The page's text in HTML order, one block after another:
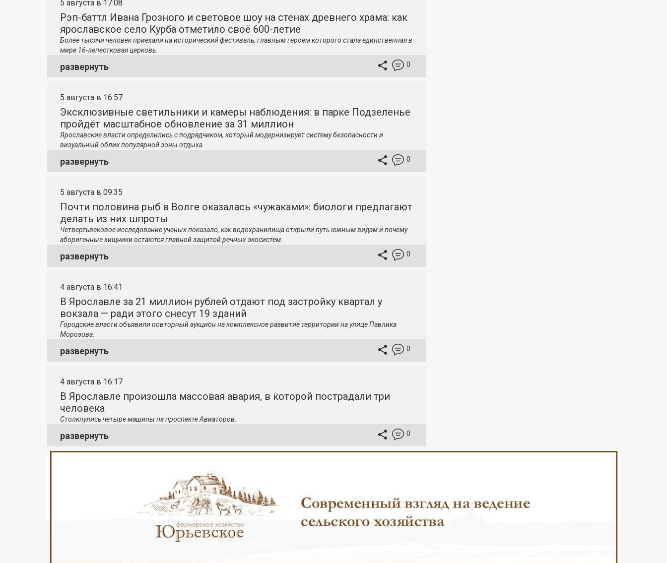
5 августа в 17:08
Рэп-баттл Ивана Грозного и световое шоу на стенах древнего храма: как
ярославское село Курба отметило своё 600-летие
Более тысячи человек приехали на исторический фестиваль, главным героем которого стала единственная в
мире 16-лепестковая церковь.
развернуть 0
5 августа в 16:57
Эксклюзивные светильники и камеры наблюдения: в парке Подзеленье
пройдёт масштабное обновление за 31 миллион
Ярославские власти определились с подрядчиком, который модернизирует систему безопасности и
визуальный облик популярной зоны отдыха.
развернуть 0
5 августа в 09:35
Почти половина рыб в Волге оказалась «чужаками»: биологи предлагают
делать из них шпроты
Четвертьвековое исследование учёных показало, как водохранилища открыли путь южным видам и почему
аборигенные хищники остаются главной защитой речных экосистем.
развернуть 0
4 августа в 16:41
В Ярославле за 21 миллион рублей отдают под застройку квартал у
вокзала — ради этого снесут 19 зданий
Городские власти объявили повторный аукцион на комплексное развитие территории на улице Павлика
Морозова.
развернуть 0
4 августа в 16:17
В Ярославле произошла массовая авария, в которой пострадали три
человека
Столкнулись четыре машины на проспекте Авиаторов.
развернуть 0